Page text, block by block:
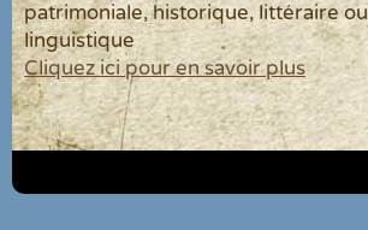
patrimoniale, historique, littéraire ou
linguistique
Cliquez ici pour en savoir plus